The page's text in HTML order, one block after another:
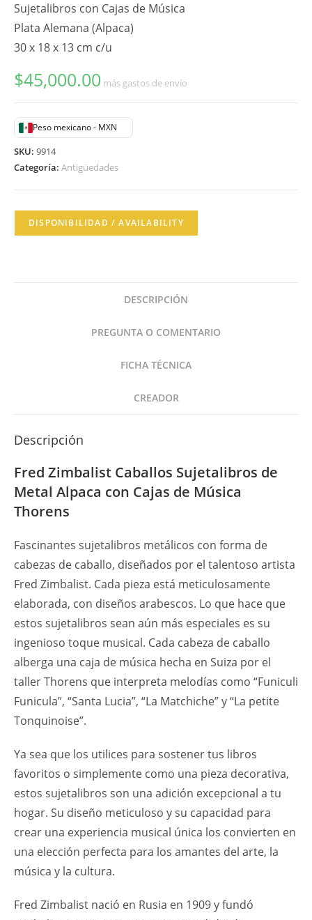
Sujetalibros con Cajas de Música
Plata Alemana (Alpaca)
30 x 18 x 13 cm c/u
$45,000.00 más gastos de envío
Peso mexicano - MXN
SKU: 9914
Categoría: Antigüedades
DISPONIBILIDAD / AVAILABILITY
DESCRIPCIÓN
PREGUNTA O COMENTARIO
FICHA TÉCNICA
CREADOR
Descripción
Fred Zimbalist Caballos Sujetalibros de
Metal Alpaca con Cajas de Música
Thorens
Fascinantes sujetalibros metálicos con forma de
cabezas de caballo, diseñados por el talentoso artista
Fred Zimbalist. Cada pieza está meticulosamente
elaborada, con diseños arabescos. Lo que hace que
estos sujetalibros sean aún más especiales es su
ingenioso toque musical. Cada cabeza de caballo
alberga una caja de música hecha en Suiza por el
taller Thorens que interpreta melodías como “Funiculi
Funicula”, “Santa Lucia”, “La Matchiche” y “La petite
Tonquinoise”.
Ya sea que los utilices para sostener tus libros
favoritos o simplemente como una pieza decorativa,
estos sujetalibros son una adición excepcional a tu
hogar. Su diseño meticuloso y su capacidad para
crear una experiencia musical única los convierten en
una elección perfecta para los amantes del arte, la
música y la cultura.
Fred Zimbalist nació en Rusia en 1909 y fundó